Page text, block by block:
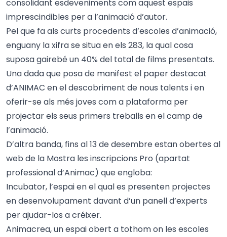
consolidant esdeveniments com aquest espais
imprescindibles per a l’animació d’autor.
Pel que fa als curts procedents d’escoles d’animació,
enguany la xifra se situa en els 283, la qual cosa
suposa gairebé un 40% del total de films presentats.
Una dada que posa de manifest el paper destacat
d’ANIMAC en el descobriment de nous talents i en
oferir-se als més joves com a plataforma per
projectar els seus primers treballs en el camp de
l’animació.
D’altra banda, fins al 13 de desembre estan obertes al
web de la Mostra les inscripcions Pro (apartat
professional d’Animac) que engloba:
Incubator, l’espai en el qual es presenten projectes
en desenvolupament davant d’un panell d’experts
per ajudar-los a créixer.
Animacrea, un espai obert a tothom on les escoles